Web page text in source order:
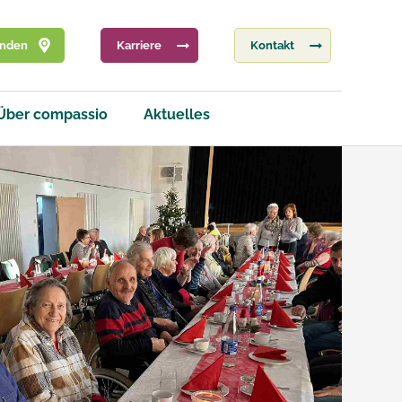
Karriere Kontakt
compassio Aktuelles